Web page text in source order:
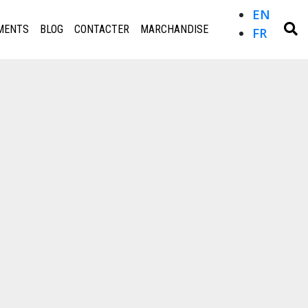
BLOG CONTACTER MARCHANDISE
EN
FR